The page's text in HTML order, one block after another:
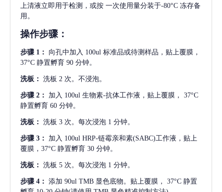
上清液立即用于检测，或按 一次使用量分装于-80°C 冻存备
用。
操作步骤：
步骤 1： 向孔中加入 100ul 标准品或待测样品，贴上覆膜，
37°C 静置孵育 90 分钟。
洗板： 洗板 2 次。不浸泡。
步骤 2： 加入 100ul 生物素-抗体工作液，贴上覆膜， 37°C
静置孵育 60 分钟。
洗板： 洗板 3 次。每次浸泡 1 分钟。
步骤 3： 加入 100ul HRP-链霉亲和素(SABC)工作液，贴上
覆膜，37°C 静置孵育 30 分钟。
洗板： 洗板 5 次。每次浸泡 1 分钟。
步骤 4： 添加 90ul TMB 显色底物。贴上覆膜， 37°C 静置